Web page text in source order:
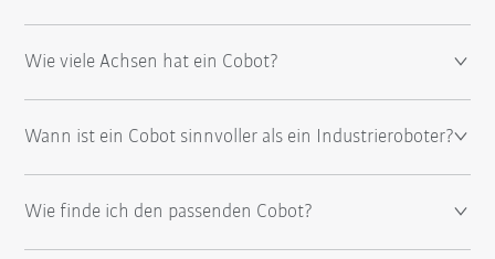
Wie viele Achsen hat ein Cobot?
Wann ist ein Cobot sinnvoller als ein Industrieroboter?
Wie finde ich den passenden Cobot?